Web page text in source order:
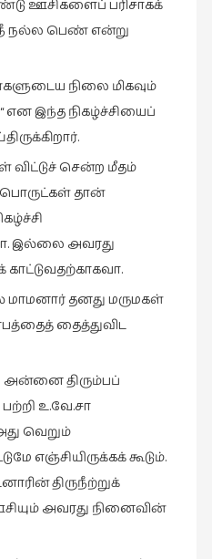
ஊசிகளைப் பரிசாகக்
நீ நல்ல பெண் என்று
நிலை மிகவும்
என இந்த நிகழ்ச்சியைப்
விட்டுச் சென்ற மீதம்
தான்
இல்லை அவரது
தனது மருமகள்
தைத்துவிட
திரும்பப்
உ.வே.சா
வெறும்
எஞ்சியிருக்கக் கூடும்.
திருநீற்றுக்
அவரது நினைவின்